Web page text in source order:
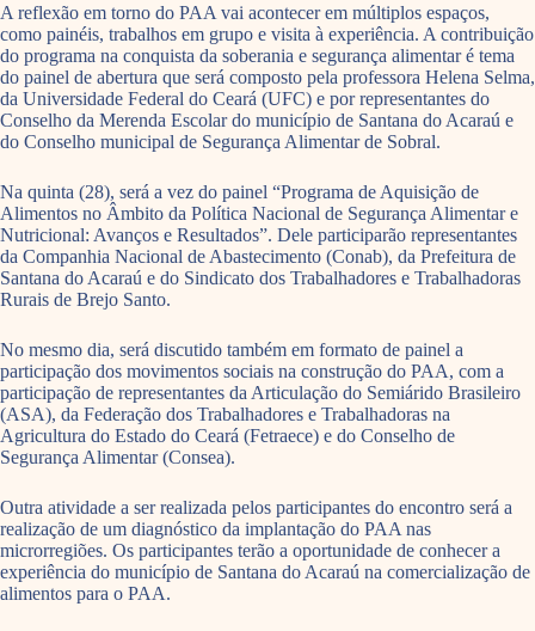
A reflexão em torno do PAA vai acontecer em múltiplos espaços,
como painéis, trabalhos em grupo e visita à experiência. A contribuição
do programa na conquista da soberania e segurança alimentar é tema
do painel de abertura que será composto pela professora Helena Selma,
da Universidade Federal do Ceará (UFC) e por representantes do
Conselho da Merenda Escolar do município de Santana do Acaraú e
do Conselho municipal de Segurança Alimentar de Sobral.
Na quinta (28), será a vez do painel “Programa de Aquisição de
Alimentos no Âmbito da Política Nacional de Segurança Alimentar e
Nutricional: Avanços e Resultados”. Dele participarão representantes
da Companhia Nacional de Abastecimento (Conab), da Prefeitura de
Santana do Acaraú e do Sindicato dos Trabalhadores e Trabalhadoras
Rurais de Brejo Santo.
No mesmo dia, será discutido também em formato de painel a
participação dos movimentos sociais na construção do PAA, com a
participação de representantes da Articulação do Semiárido Brasileiro
(ASA), da Federação dos Trabalhadores e Trabalhadoras na
Agricultura do Estado do Ceará (Fetraece) e do Conselho de
Segurança Alimentar (Consea).
Outra atividade a ser realizada pelos participantes do encontro será a
realização de um diagnóstico da implantação do PAA nas
microrregiões. Os participantes terão a oportunidade de conhecer a
experiência do município de Santana do Acaraú na comercialização de
alimentos para o PAA.